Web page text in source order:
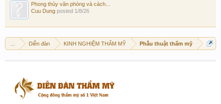
Phong thủy văn phòng và cách...
Cuu Dung posted 1/8/26
Diễn đàn KINH NGHIỆM THẨM MỸ Phẫu thuật thẩm mỹ